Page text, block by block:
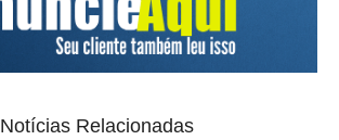
Notícias Relacionadas